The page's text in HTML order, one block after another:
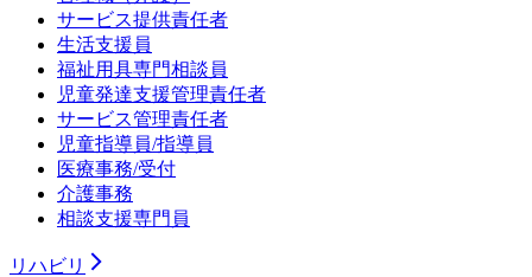
サービス提供責任者
生活支援員
福祉用具専門相談員
児童発達支援管理責任者
サービス管理責任者
児童指導員/指導員
医療事務/受付
介護事務
相談支援専門員
リハビリ